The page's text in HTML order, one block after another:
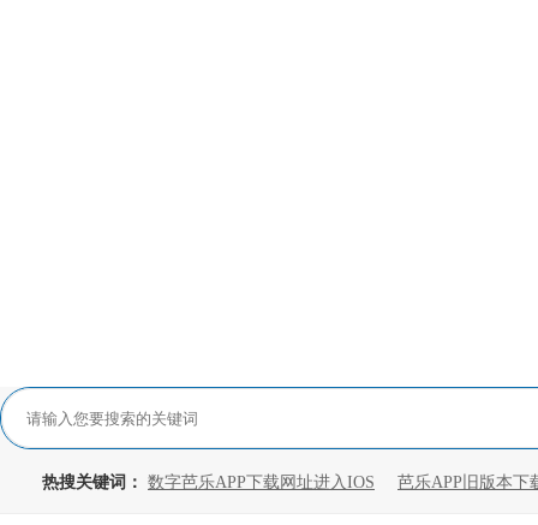
热搜关键词： 数字芭乐APP下载网址进入IOS 芭乐APP旧版本下